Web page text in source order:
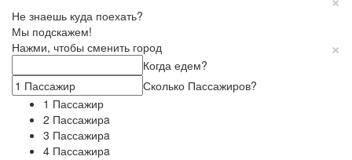
Не знаешь куда поехать?
Мы подскажем!
Нажми, чтобы сменить город
×
Когда едем?
Сколько Пассажиров?
1 Пассажир
2 Пассажирa
3 Пассажирa
4 Пассажирa